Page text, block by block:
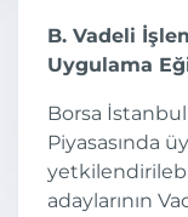
B. Vadeli
Uygulama
Borsa
Piyasasında
adaylarının